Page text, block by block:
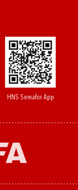
HNS Semafor App